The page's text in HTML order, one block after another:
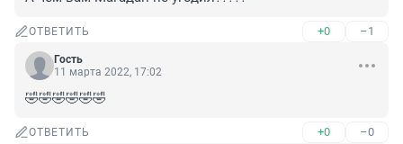
ОТВЕТИТЬ +0 –1
Гость
11 марта 2022, 17:02
🤣🤣🤣🤣🤣🤣
ОТВЕТИТЬ +0 –0